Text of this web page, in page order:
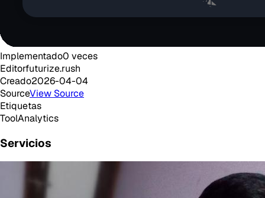
Implementado0 veces
Editorfuturize.rush
Creado2026-04-04
SourceView Source
Etiquetas
ToolAnalytics
Servicios